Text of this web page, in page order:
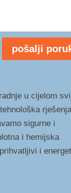
pošalji
u cijelom
sigurne i
i hemijska
i